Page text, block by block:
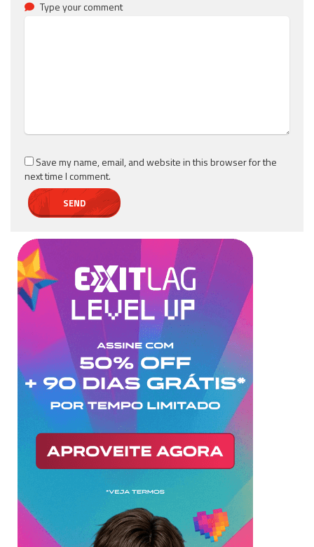
Type your comment
Save my name, email, and website in this browser for the
next time I comment.